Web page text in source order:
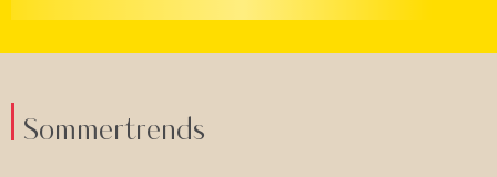
Sommertrends